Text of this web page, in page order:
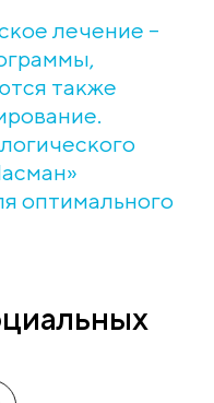
лечение –
также
оптимального